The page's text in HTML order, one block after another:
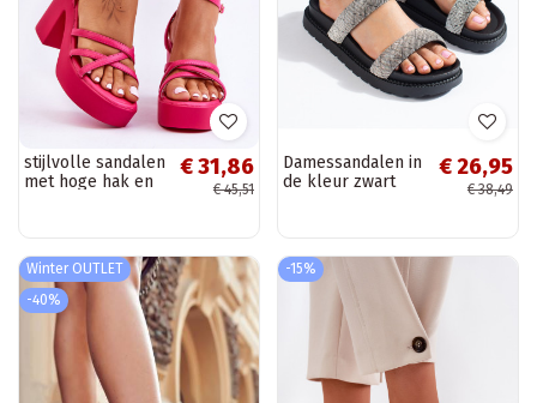
stijlvolle sandalen
met hoge hak en
€ 31,86
€ 45,51
Damessandalen in
de kleur zwart
€ 26,95
€ 38,49
Winter OUTLET
-40%
-15%